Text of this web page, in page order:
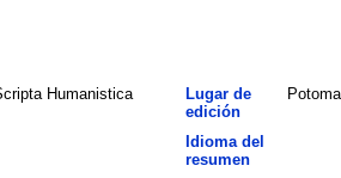
Humanistica
Lugar de
edición
Idioma del
resumen